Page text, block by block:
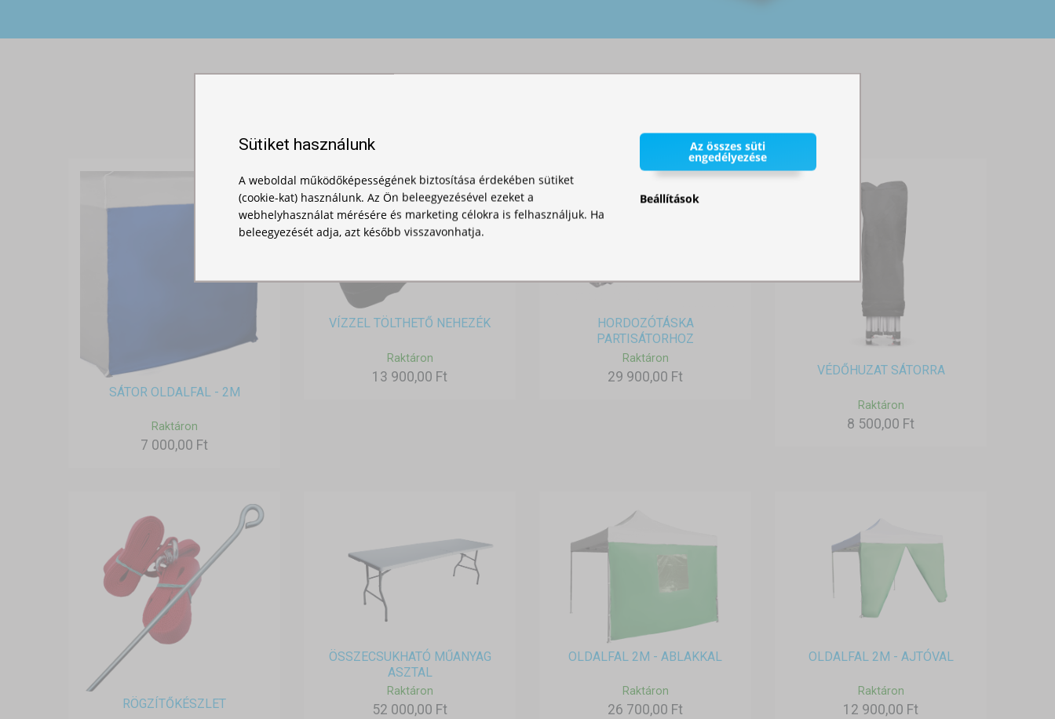
SÁTOR OLDALFAL - 2M
Raktáron
7 000,00 Ft
VÍZZEL TÖLTHETŐ NEHEZÉK
Raktáron
13 900,00 Ft
HORDOZÓTÁSKA
PARTISÁTORHOZ
Raktáron
29 900,00 Ft VÉDŐHUZAT SÁTORRA
Raktáron
8 500,00 Ft
RÖGZÍTŐKÉSZLET
ÖSSZECSUKHATÓ MŰANYAG
ASZTAL
Raktáron
52 000,00 Ft
OLDALFAL 2M - ABLAKKAL
Raktáron
26 700,00 Ft
OLDALFAL 2M - AJTÓVAL
Raktáron
12 900,00 Ft
Sütiket használunk
A weboldal működőképességének biztosítása érdekében sütiket
(cookie-kat) használunk. Az Ön beleegyezésével ezeket a
webhelyhasználat mérésére és marketing célokra is felhasználjuk. Ha
beleegyezését adja, azt később visszavonhatja.
Az összes süti
engedélyezése
Beállítások